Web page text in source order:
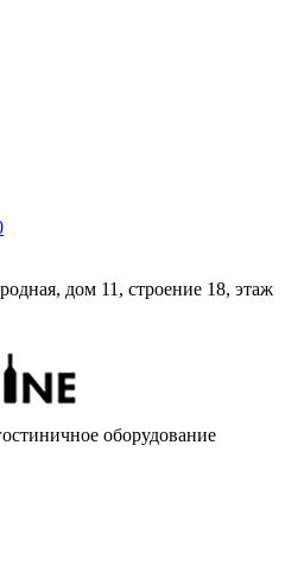
дом 11, строение 18, этаж
оборудование